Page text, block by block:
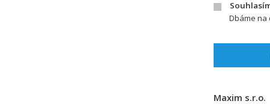
Dbáme na
Maxim s.r.o.